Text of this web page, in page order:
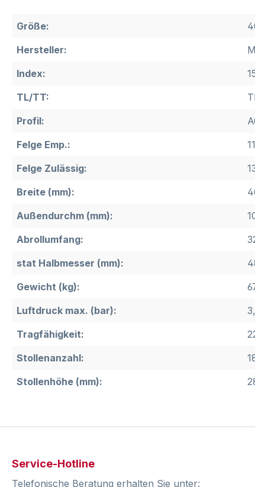
Größe:
Hersteller:
Index:
TL/TT:
Profil:
Felge Emp.:
11
Felge Zulässig:
Breite (mm):
Außendurchm (mm):
Abrollumfang:
stat Halbmesser (mm):
Gewicht (kg):
Luftdruck max. (bar):
Tragfähigkeit:
Stollenanzahl:
Stollenhöhe (mm):
Service-Hotline
Telefonische Beratung erhalten Sie unter: